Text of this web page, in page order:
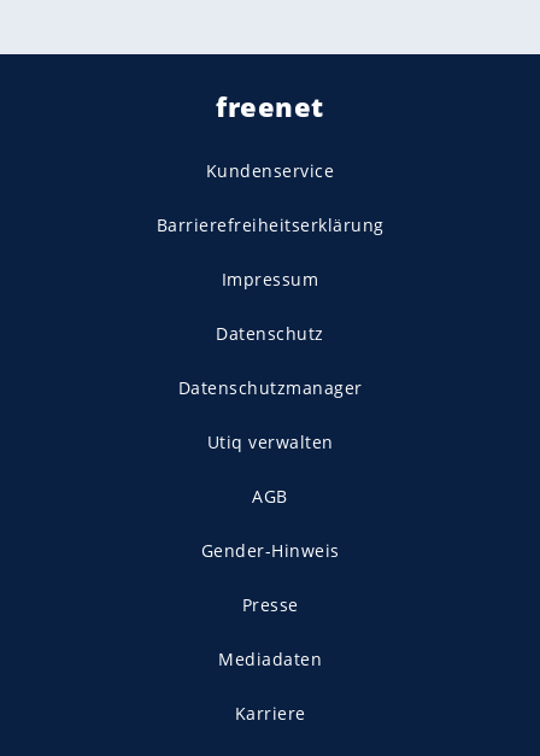
freenet
Kundenservice
Barrierefreiheitserklärung
Impressum
Datenschutz
Datenschutzmanager
Utiq verwalten
AGB
Gender-Hinweis
Presse
Mediadaten
Karriere